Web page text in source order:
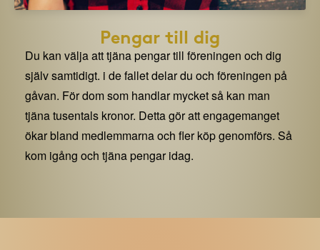
Pengar till dig
Du kan välja att tjäna pengar till föreningen och dig
själv samtidigt. i de fallet delar du och föreningen på
gåvan. För dom som handlar mycket så kan man
tjäna tusentals kronor. Detta gör att engagemanget
ökar bland medlemmarna och fler köp genomförs. Så
kom igång och tjäna pengar idag.